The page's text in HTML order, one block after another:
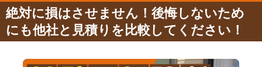
絶対に損はさせません！後悔しないため
にも他社と見積りを比較してください！